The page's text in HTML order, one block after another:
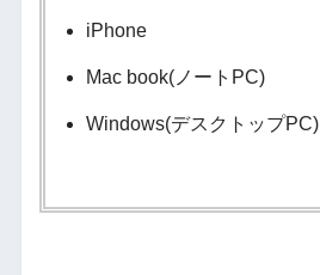
iPhone
Mac book(ノートPC)
Windows(デスクトップPC)